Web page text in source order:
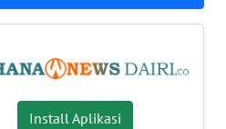
Install Aplikasi